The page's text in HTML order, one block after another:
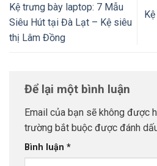
Kệ trưng bày laptop: 7 Mẫu
Siêu Hút tại Đà Lạt – Kệ siêu
thị Lâm Đồng
Để lại một bình luận
Email của bạn sẽ không được
trường bắt buộc được đánh
Bình luận *